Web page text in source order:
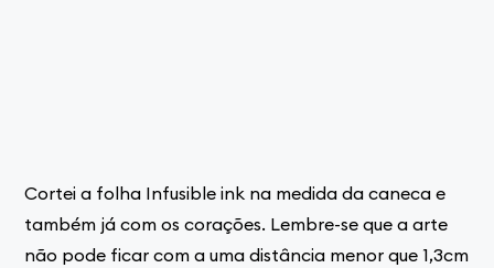
Cortei a folha Infusible ink na medida da caneca e
também já com os corações. Lembre-se que a arte
não pode ficar com a uma distância menor que 1,3cm